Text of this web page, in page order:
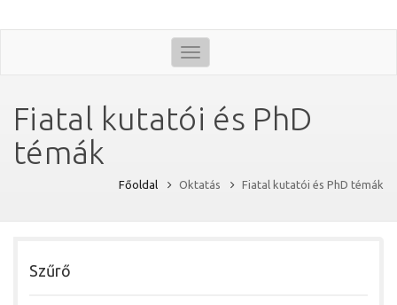
Toggle
navigation
Fiatal kutatói és PhD
témák
Főoldal Oktatás Fiatal kutatói és PhD témák
Szűrő